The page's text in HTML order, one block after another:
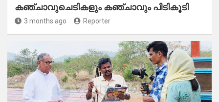
കഞ്ചാവുചെടികളും കഞ്ചാവും പിടികൂടി
3 months ago Reporter